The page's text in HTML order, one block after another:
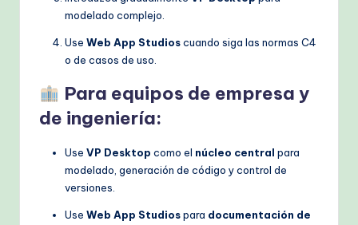
modelado complejo.
Use Web App Studioscuando siga las normas C4
o de casos de uso.
Para equipos de empresa y
de ingeniería:
Use VP Desktop como el núcleo central para
modelado, generación de código y control de
versiones.
Use Web App Studiospara documentación de